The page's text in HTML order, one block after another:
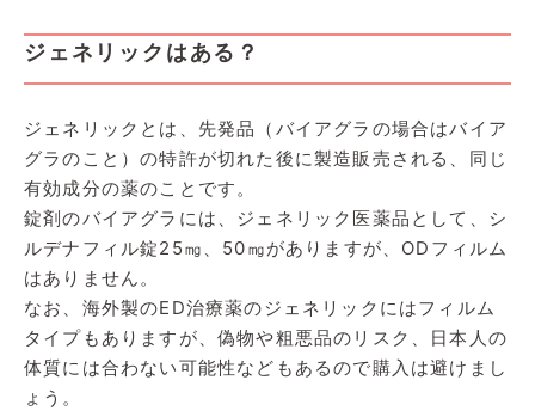
ジェネリックはある？
ジェネリックとは、先発品（バイアグラの場合はバイア
グラのこと）の特許が切れた後に製造販売される、同じ
有効成分の薬のことです。
錠剤のバイアグラには、ジェネリック医薬品として、シ
ルデナフィル錠25㎎、50㎎がありますが、ODフィルム
はありません。
なお、海外製のED治療薬のジェネリックにはフィルム
タイプもありますが、偽物や粗悪品のリスク、日本人の
体質には合わない可能性などもあるので購入は避けまし
ょう。